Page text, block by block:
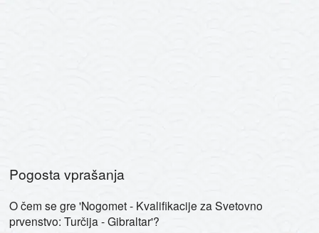
Pogosta vprašanja
O čem se gre 'Nogomet - Kvalifikacije za Svetovno
prvenstvo: Turčija - Gibraltar'?